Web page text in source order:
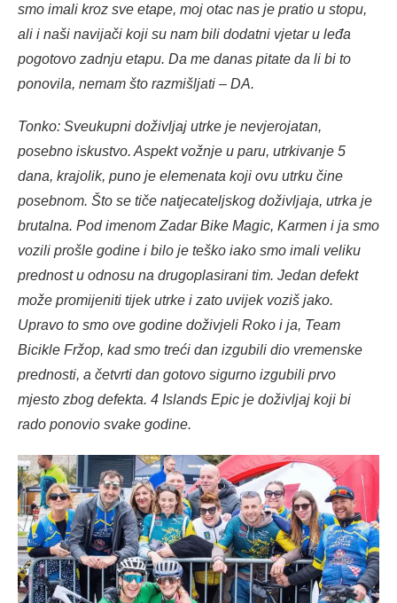
smo imali kroz sve etape, moj otac nas je pratio u stopu,
ali i naši navijači koji su nam bili dodatni vjetar u leđa
pogotovo zadnju etapu. Da me danas pitate da li bi to
ponovila, nemam što razmišljati – DA.
Tonko: Sveukupni doživljaj utrke je nevjerojatan,
posebno iskustvo. Aspekt vožnje u paru, utrkivanje 5
dana, krajolik, puno je elemenata koji ovu utrku čine
posebnom. Što se tiče natjecateljskog doživljaja, utrka je
brutalna. Pod imenom Zadar Bike Magic, Karmen i ja smo
vozili prošle godine i bilo je teško iako smo imali veliku
prednost u odnosu na drugoplasirani tim. Jedan defekt
može promijeniti tijek utrke i zato uvijek voziš jako.
Upravo to smo ove godine doživjeli Roko i ja, Team
Bicikle Fržop, kad smo treći dan izgubili dio vremenske
prednosti, a četvrti dan gotovo sigurno izgubili prvo
mjesto zbog defekta. 4 Islands Epic je doživljaj koji bi
rado ponovio svake godine.